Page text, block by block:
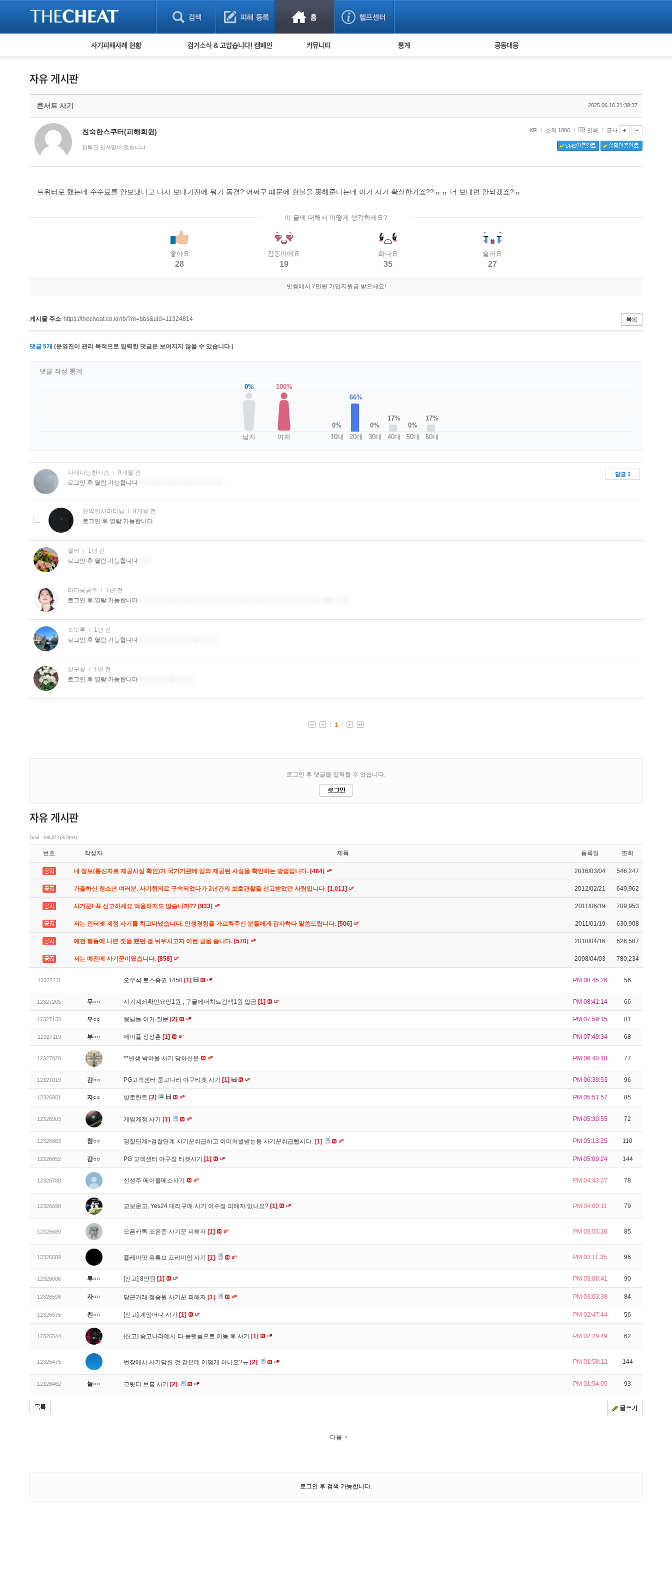
피해사례 현황
유해사이트 목록
비공개 피해사례
워킹홀리데이 피해사례
검거 소식 사기 예방했어요! 누적 피해사례 통계 피해자 공동대응
콘서트 사기 2025.06.16 21:39:37
친숙한스쿠터(피해회원)
입력된 인사말이 없습니다.
KR 조회 1806 인쇄 글자
트위터로 했는데 수수료를 안보냈다고 다시 보내기전에 뭐가 동결? 어쩌구 때문에 환불을 못해준다는데 이거 사기 확실한거죠??ㅠㅠ 더 보내면 안되겠죠?ㅠ
이 글에 대해서 어떻게 생각하세요?
좋아요
28
감동이에요
19
화나요
35
슬퍼요
27
빗썸에서 7만원 가입지원금 받으세요!
게시물 주소 https://thecheat.co.kr/rb/?m=bbs&uid=11324814
댓글 5개 (운영진이 관리 목적으로 입력한 댓글은 보여지지 않을 수 있습니다.)
0%
남자
100%
여자
0%
10대
66%
20대
0%
30대
17%
40대
0%
50대
17%
60대
댓글 작성 통계
Total : 140,873 (9/7044)
번호 작성자 제목 등록일 조회
내 정보(통신자료 제공사실 확인)가 국가기관에 임의 제공된 사실을 확인하는 방법입니다. [484] 2016/03/04 546,247
가출하신 청소년 여러분. 사기혐의로 구속되었다가 2년간의 보호관찰을 선고받았던 사람입니다. [1,011] 2012/02/21 649,962
사기꾼! 꼭 신고하세요 억울하지도 않습니까?? [933] 2011/06/19 709,953
저는 인터넷 계정 사기를 치고다녔습니다. 인생경험을 가르쳐주신 분들에게 감사하다 말씀드립니다. [506] 2011/01/19 630,908
예전 행동에 나쁜 짓을 했던 걸 뉘우치고자 이런 글을 씁니다. [570] 2010/04/16 626,587
저는 예전에 사기꾼이였습니다. [858] 2008/04/03 780,234
12327211 오우석 토스증권 1450 [1] PM 08:45:26 56
12327205 무○○ 사기계좌확인요망1원 , 구글에더치트검색1원 입금 [1] PM 08:41:14 66
12327133 부○○ 형님들 이거 질문 [2] PM 07:59:15 81
12327119 부○○ 메이플 정성훈 [1] PM 07:49:34 68
12327020 **년생 박하울 사기 당하신분 PM 06:40:18 77
12327019 감○○ PG고객센터 중고나라 야구티켓 사기 [1] PM 06:39:53 96
12326951 자○○ 발로란트 [2] PM 05:51:57 85
12326903 게임계정 사기 [1] PM 05:30:55 72
12326863 참○○ 경찰단계>검찰단계 사기꾼취급하고 이미처벌받는등 사기꾼취급뺍시다. [1] PM 05:13:25 110
12326852 감○○ PG 고객센터 야구장 티켓사기 [1] PM 05:09:24 144
12326780 신성주 메이플메소사기 PM 04:43:27 78
12326698 교보문고, Yes24 대리구매 사기 이수정 피해자 있나요? [1] PM 04:00:11 79
12326689 오픈카톡 조은준 사기꾼 피해자 [1] PM 03:53:16 85
12326609 플레이팟 유튜브 프리미엄 사기 [1] PM 03:11:35 96
12326606 투○○ [신고] 8만원 [1] PM 03:08:41 90
12326598 자○○ 당근거래 정승원 사기꾼 피해자 [1] PM 03:03:38 84
12326575 친○○ [신고] 게임머니 사기 [1] PM 02:47:44 56
12326544 [신고] 중고나라에서 타 플랫폼으로 이동 후 사기 [1] PM 02:29:49 62
12326475 번장에서 사기당한 것 같은데 어떻게 하나요?ㅠ [2] PM 01:58:12 144
12326462 놀○○ 크릿디 브훔 사기 [2] PM 01:54:05 93
다음
로그인 후 검색 가능합니다.